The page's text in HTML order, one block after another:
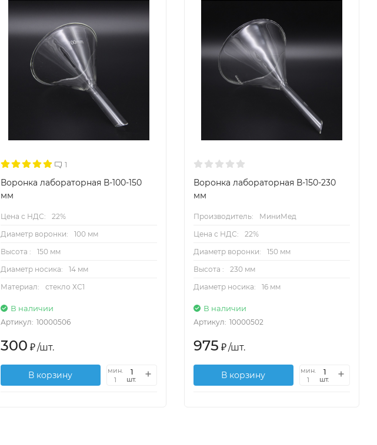
1
Воронка лабораторная В-100-150
мм
Цена с НДС:
22%
Диаметр воронки:
100 мм
Высота :
150 мм
Диаметр носика:
14 мм
Материал:
стекло ХС1
В наличии
Артикул: 10000506
300 ₽/шт.
В корзину
мин.
1
шт.
Воронка лабораторная В-150-230
мм
Производитель:
МиниМед
Цена с НДС:
22%
Диаметр воронки:
150 мм
Высота :
230 мм
Диаметр носика:
16 мм
В наличии
Артикул: 10000502
975 ₽/шт.
В корзину
мин.
1
шт.